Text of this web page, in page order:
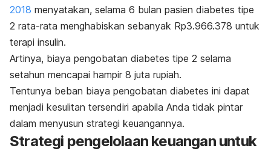
2018 menyatakan, selama 6 bulan pasien diabetes tipe
2 rata-rata menghabiskan sebanyak Rp3.966.378 untuk
terapi insulin.
Artinya, biaya pengobatan diabetes tipe 2 selama
setahun mencapai hampir 8 juta rupiah.
Tentunya beban biaya pengobatan diabetes ini dapat
menjadi kesulitan tersendiri apabila Anda tidak pintar
dalam menyusun strategi keuangannya.
Strategi pengelolaan keuangan untuk